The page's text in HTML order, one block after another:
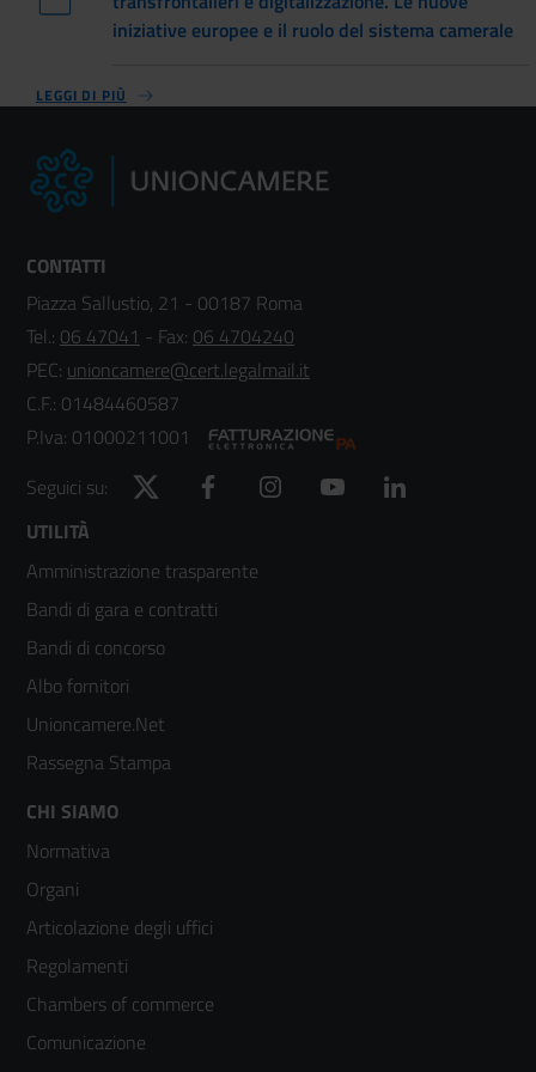
iniziative europee e il ruolo del sistema camerale
LEGGI DI PIÙ
CONTATTI
Piazza Sallustio, 21 - 00187 Roma
Tel.: 06 47041 - Fax: 06 4704240
PEC: unioncamere@cert.legalmail.it
C.F.: 01484460587
P.Iva: 01000211001
Seguici su:
Twitter Facebook Instagram YouTube
Footer
menù
colonna
2
UTILITÀ
Amministrazione trasparente
Bandi di gara e contratti
Bandi di concorso
Albo fornitori
Unioncamere.Net
Rassegna Stampa
Footer
menù
colonna
3
CHI SIAMO
Normativa
Organi
Articolazione degli uffici
Regolamenti
Chambers of commerce
Comunicazione